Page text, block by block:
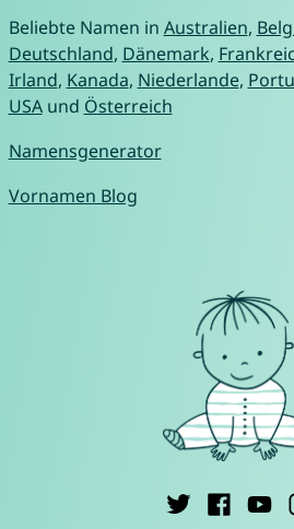
Beliebte Namen in Australien,
Deutschland, Dänemark,
Irland, Kanada, Niederlande,
USAund Österreich
Namensgenerator
Vornamen Blog